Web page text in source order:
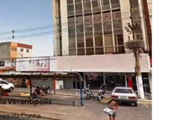
Veranópolis
da Cunha